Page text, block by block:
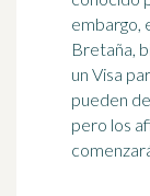
embargo,
Bretaña,
un Visa
pueden
pero los